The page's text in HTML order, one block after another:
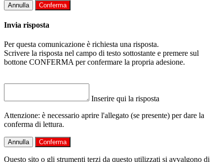
Annulla Conferma
Invia risposta
Per questa comunicazione è richiesta una risposta.
Scrivere la risposta nel campo di testo sottostante e premere sul
bottone CONFERMA per confermare la propria adesione.
Inserire qui la risposta
Attenzione: è necessario aprire l'allegato (se presente) per dare la
conferma di lettura.
Annulla Conferma
Questo sito o gli strumenti terzi da questo utilizzati si avvalgono di